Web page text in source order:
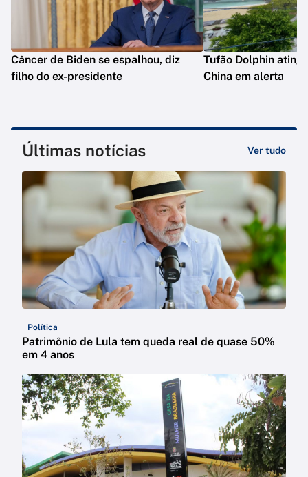
Câncer de Biden se espalhou, diz
filho do ex-presidente
Tufão Dolphin
China em alerta
Últimas notícias Ver tudo
Política
Patrimônio de Lula tem queda real de quase 50%
em 4 anos